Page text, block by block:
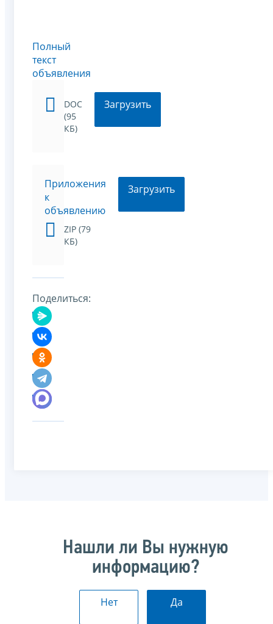
Полный
текст
объявления
DOC
(95
КБ)
Загрузить
Приложения
к
объявлению
ZIP (79
КБ)
Загрузить
Поделиться:
Нашли ли Вы нужную
информацию?
Нет Да